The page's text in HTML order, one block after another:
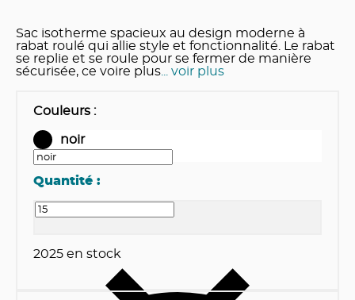
Sac isotherme spacieux au design moderne à
rabat roulé qui allie style et fonctionnalité. Le rabat
se replie et se roule pour se fermer de manière
sécurisée, ce voire plus ... voir plus
Couleurs :
noir
Quantité :
2025 en stock